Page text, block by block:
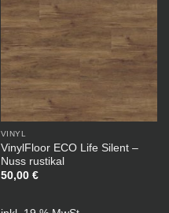
VINYL
VinylFloor ECO Life Silent –
Nuss rustikal
50,00 €